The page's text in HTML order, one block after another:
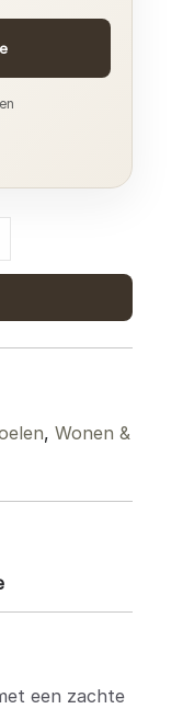
, Wonen &
een zachte